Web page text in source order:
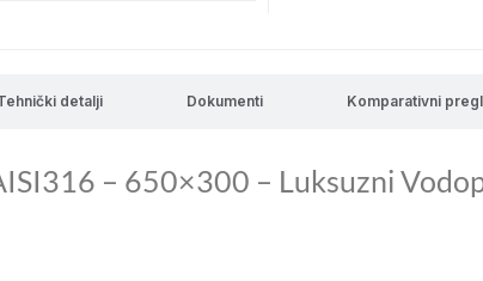
detalji Dokumenti Komparativni
– 650×300 – Luksuzni